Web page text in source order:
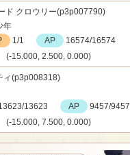
ド クロウリー(p3p007790)
年
1/1 AP
16574/16574
(-15.000, 2.500, 0.000)
ィ(p3p008318)
13623 AP
9457/9457
(-15.000, 7.500, 0.000)